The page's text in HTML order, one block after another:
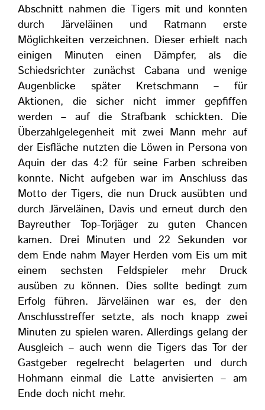
Abschnitt nahmen die Tigers mit und konnten
durch Järveläinen und Ratmann erste
Möglichkeiten verzeichnen. Dieser erhielt nach
einigen Minuten einen Dämpfer, als die
Schiedsrichter zunächst Cabana und wenige
Augenblicke später Kretschmann – für
Aktionen, die sicher nicht immer gepfiffen
werden – auf die Strafbank schickten. Die
Überzahlgelegenheit mit zwei Mann mehr auf
der Eisfläche nutzten die Löwen in Persona von
Aquin der das 4:2 für seine Farben schreiben
konnte. Nicht aufgeben war im Anschluss das
Motto der Tigers, die nun Druck ausübten und
durch Järveläinen, Davis und erneut durch den
Bayreuther Top-Torjäger zu guten Chancen
kamen. Drei Minuten und 22 Sekunden vor
dem Ende nahm Mayer Herden vom Eis um mit
einem sechsten Feldspieler mehr Druck
ausüben zu können. Dies sollte bedingt zum
Erfolg führen. Järveläinen war es, der den
Anschlusstreffer setzte, als noch knapp zwei
Minuten zu spielen waren. Allerdings gelang der
Ausgleich – auch wenn die Tigers das Tor der
Gastgeber regelrecht belagerten und durch
Hohmann einmal die Latte anvisierten – am
Ende doch nicht mehr.